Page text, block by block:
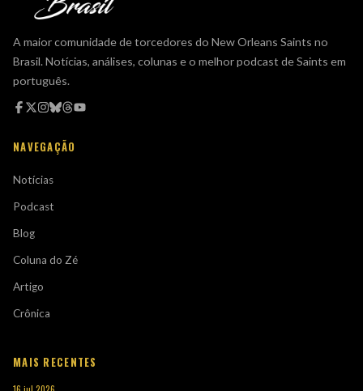
A maior comunidade de torcedores do New Orleans Saints no
Brasil. Notícias, análises, colunas e o melhor podcast de Saints em
português.
NAVEGAÇÃO
Notícias
Podcast
Blog
Coluna do Zé
Artigo
Crônica
MAIS RECENTES